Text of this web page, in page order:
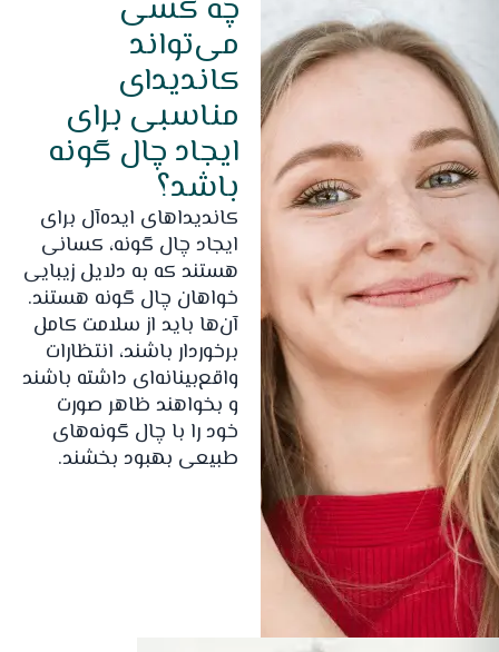
چه کسی
می‌تواند
کاندیدای
مناسبی برای
ایجاد چال گونه
باشد؟
کاندیداهای ایده‌آل برای
ایجاد چال گونه، کسانی
هستند که به دلایل زیبایی
خواهان چال گونه هستند.
آن‌ها باید از سلامت کامل
برخوردار باشند، انتظارات
واقع‌بینانه‌ای داشته باشند
و بخواهند ظاهر صورت
خود را با چال گونه‌های
طبیعی بهبود بخشند.